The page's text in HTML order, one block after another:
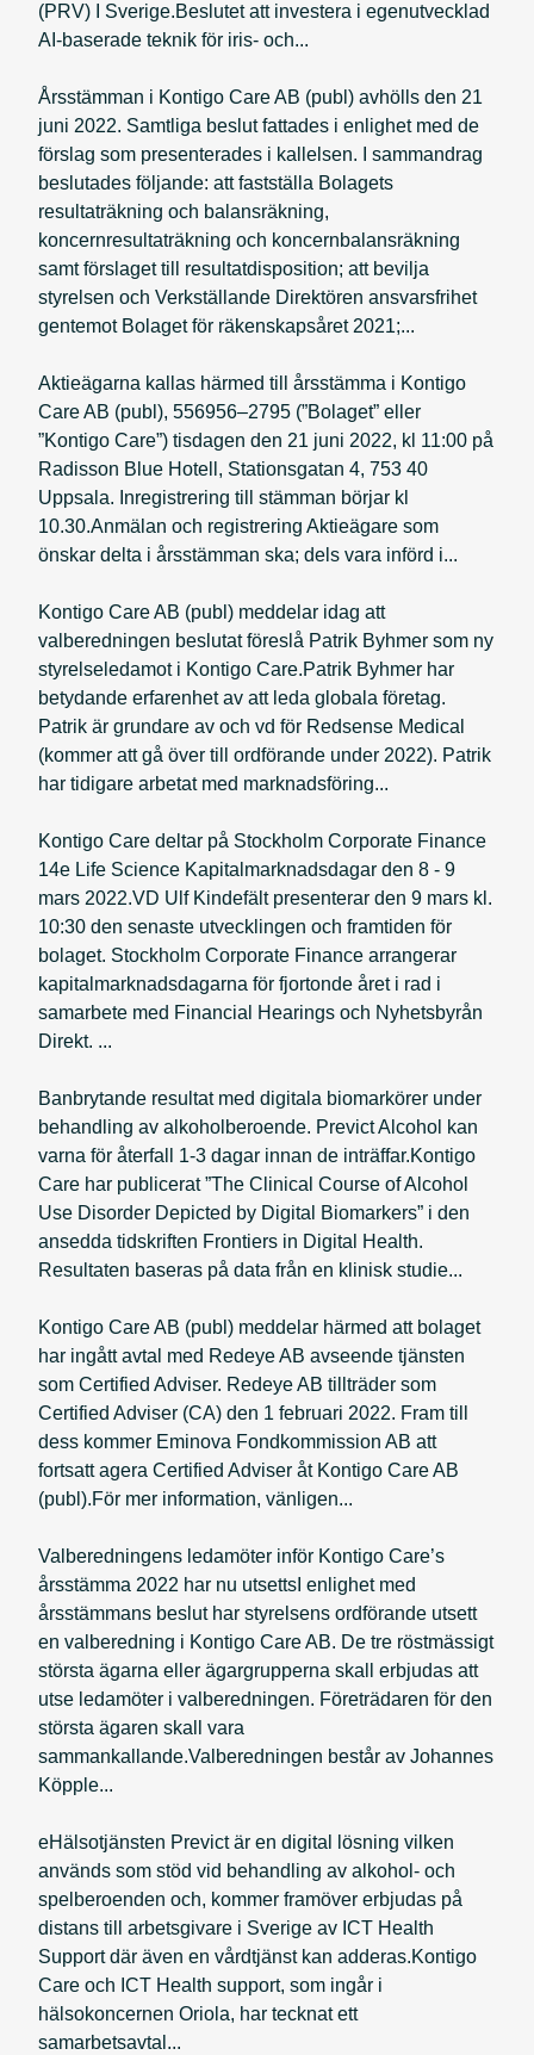
(PRV) I Sverige.Beslutet att investera i egenutvecklad
AI-baserade teknik för iris- och...
Årsstämman i Kontigo Care AB (publ) avhölls den 21
juni 2022. Samtliga beslut fattades i enlighet med de
förslag som presenterades i kallelsen. I sammandrag
beslutades följande: att fastställa Bolagets
resultaträkning och balansräkning,
koncernresultaträkning och koncernbalansräkning
samt förslaget till resultatdisposition; att bevilja
styrelsen och Verkställande Direktören ansvarsfrihet
gentemot Bolaget för räkenskapsåret 2021;...
Aktieägarna kallas härmed till årsstämma i Kontigo
Care AB (publ), 556956–2795 (”Bolaget” eller
”Kontigo Care”) tisdagen den 21 juni 2022, kl 11:00 på
Radisson Blue Hotell, Stationsgatan 4, 753 40
Uppsala. Inregistrering till stämman börjar kl
10.30.Anmälan och registrering Aktieägare som
önskar delta i årsstämman ska; dels vara införd i...
Kontigo Care AB (publ) meddelar idag att
valberedningen beslutat föreslå Patrik Byhmer som ny
styrelseledamot i Kontigo Care.Patrik Byhmer har
betydande erfarenhet av att leda globala företag.
Patrik är grundare av och vd för Redsense Medical
(kommer att gå över till ordförande under 2022). Patrik
har tidigare arbetat med marknadsföring...
Kontigo Care deltar på Stockholm Corporate Finance
14e Life Science Kapitalmarknadsdagar den 8 - 9
mars 2022.VD Ulf Kindefält presenterar den 9 mars kl.
10:30 den senaste utvecklingen och framtiden för
bolaget. Stockholm Corporate Finance arrangerar
kapitalmarknadsdagarna för fjortonde året i rad i
samarbete med Financial Hearings och Nyhetsbyrån
Direkt. ...
Banbrytande resultat med digitala biomarkörer under
behandling av alkoholberoende. Previct Alcohol kan
varna för återfall 1-3 dagar innan de inträffar.Kontigo
Care har publicerat ”The Clinical Course of Alcohol
Use Disorder Depicted by Digital Biomarkers” i den
ansedda tidskriften Frontiers in Digital Health.
Resultaten baseras på data från en klinisk studie...
Kontigo Care AB (publ) meddelar härmed att bolaget
har ingått avtal med Redeye AB avseende tjänsten
som Certified Adviser. Redeye AB tillträder som
Certified Adviser (CA) den 1 februari 2022. Fram till
dess kommer Eminova Fondkommission AB att
fortsatt agera Certified Adviser åt Kontigo Care AB
(publ).För mer information, vänligen...
Valberedningens ledamöter inför Kontigo Care’s
årsstämma 2022 har nu utsettsI enlighet med
årsstämmans beslut har styrelsens ordförande utsett
en valberedning i Kontigo Care AB. De tre röstmässigt
största ägarna eller ägargrupperna skall erbjudas att
utse ledamöter i valberedningen. Företrädaren för den
största ägaren skall vara
sammankallande.Valberedningen består av Johannes
Köpple...
eHälsotjänsten Previct är en digital lösning vilken
används som stöd vid behandling av alkohol- och
spelberoenden och, kommer framöver erbjudas på
distans till arbetsgivare i Sverige av ICT Health
Support där även en vårdtjänst kan adderas.Kontigo
Care och ICT Health support, som ingår i
hälsokoncernen Oriola, har tecknat ett
samarbetsavtal...